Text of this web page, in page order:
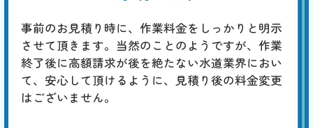
事前のお見積り時に、作業料金をしっかりと明示
させて頂きます。当然のことのようですが、作業
終了後に高額請求が後を絶たない水道業界におい
て、安心して頂けるように、見積り後の料金変更
はございません。